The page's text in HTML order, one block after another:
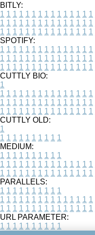
BITLY:
1 1 1 1 1 1 1 1 1 1 1 1 1 1 1
1 1 1 1 1 1 1 1 1 1 1 1 1 1 1
1 1 1 1 1 1 1 1 1 1 1 1 1 1 1
SPOTIFY:
1 1 1 1 1 1 1 1 1 1 1 1 1 1 1
1 1 1 1 1 1 1 1 1 1 1 1 1 1 1
1 1 1 1 1 1 1 1 1 1 1 1 1 1 1
CUTTLY BIO:
1
1 1 1 1 1 1 1 1 1 1 1 1 1 1 1
1 1 1 1 1 1 1 1 1 1 1 1 1 1 1
1 1 1 1 1 1 1 1 1 1 1 1 1 1 1
CUTTLY OLD:
1
1 1 1 1 1 1 1 1 1 1
MEDIUM:
1 1 1 1 1 1 1 1 1 1
1 1 1 1 1 1 1 1 1 1 1 1 1 1 1
1 1 1 1 1 1 1 1 1 1 1 1 1 1 1
PARALLELS:
1 1 1 1 1 1 1 1 1 1
1 1 1 1 1 1 1 1 1 1 1 1 1 1 1
1 1 1 1 1 1 1 1 1 1 1 1 1 1 1
URL PARAMETER:
1 1 1 1 1 1 1 1 1 1